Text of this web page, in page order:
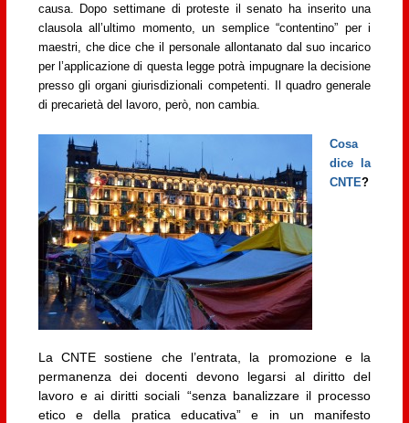
causa. Dopo settimane di proteste il senato ha inserito una
clausola all’ultimo momento, un semplice “contentino” per i
maestri, che dice che il personale allontanato dal suo incarico
per l’applicazione di questa legge potrà impugnare la decisione
presso gli organi giurisdizionali competenti. Il quadro generale
di precarietà del lavoro, però, non cambia.
Cosa
dice la
CNTE?
La CNTE sostiene che l’entrata, la promozione e la
permanenza dei docenti devono legarsi al diritto del
lavoro e ai diritti sociali “senza banalizzare il processo
etico e della pratica educativa” e in un manifesto